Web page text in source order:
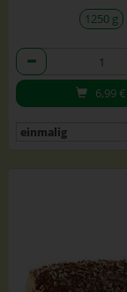
1250 g
Anzahl
6,99€